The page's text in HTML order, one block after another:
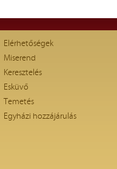
Elérhetőségek
Miserend
Keresztelés
Esküvő
Temetés
Egyházi hozzájárulás